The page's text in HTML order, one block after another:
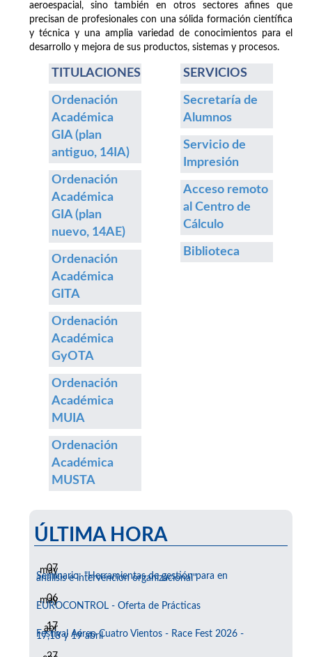
aeroespacial, sino también en otros sectores afines que
precisan de profesionales con una sólida formación científica
y técnica y una amplia variedad de conocimientos para el
desarrollo y mejora de sus productos, sistemas y procesos.
TITULACIONES
Ordenación
Académica
GIA (plan
antiguo, 14IA)
Ordenación
Académica
GIA (plan
nuevo, 14AE)
Ordenación
Académica
GITA
Ordenación
Académica
GyOTA
Ordenación
Académica
MUIA
Ordenación
Académica
MUSTA
SERVICIOS
Secretaría de
Alumnos
Servicio de
Impresión
Acceso remoto
al Centro de
Cálculo
Biblioteca
ÚLTIMA HORA
07
may
Seminario: "Herramientas de gestión para en
análisis e intervención organizacional"
06
may
EUROCONTROL - Oferta de Prácticas
17
abr
Festival Aéreo Cuatro Vientos - Race Fest 2026 -
17,18 y 19 abril